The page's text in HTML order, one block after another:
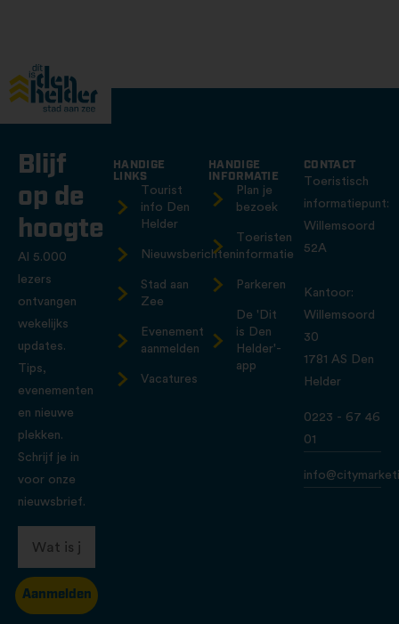
Blijf
op de
hoogte
Al 5.000
lezers
ontvangen
wekelijks
updates.
Tips,
evenementen
en nieuwe
plekken.
Schrijf je in
voor onze
nieuwsbrief.
Aanmelden
HANDIGE
LINKS
Tourist
info Den
Helder
Nieuwsberichten
Stad aan
Zee
Evenement
aanmelden
Vacatures
HANDIGE
INFORMATIE
Plan je
bezoek
Toeristen
informatie
Parkeren
De 'Dit
is Den
Helder'-
app
CONTACT
Toeristisch
informatiepunt:
Willemsoord
52A
Kantoor:
Willemsoord
30
1781 AS Den
Helder
0223 - 67 46
01